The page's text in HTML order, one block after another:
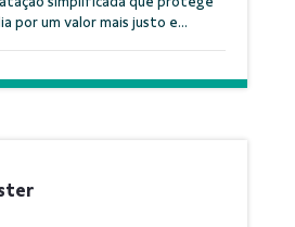
por um valor mais justo e...